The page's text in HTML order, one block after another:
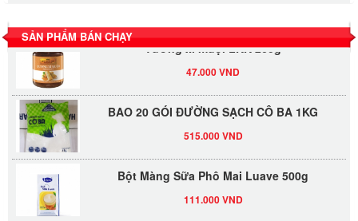
SẢN PHẨM BÁN CHẠY Tương xí muội LKK 260g
BAO 20 GÓI ĐƯỜNG SẠCH CÔ BA 1KG